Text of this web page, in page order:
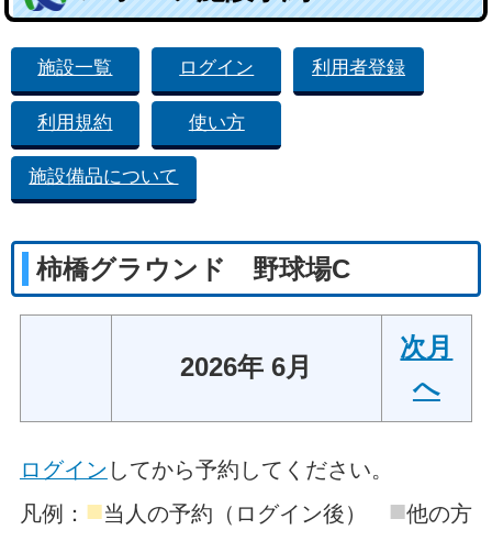
施設一覧 ログイン 利用者登録
利用規約 使い方
施設備品について
柿橋グラウンド 野球場C
2026年 6月
次月
へ
ログイン してから予約してください。
凡例： ■当人の予約（ログイン後） ■他の方